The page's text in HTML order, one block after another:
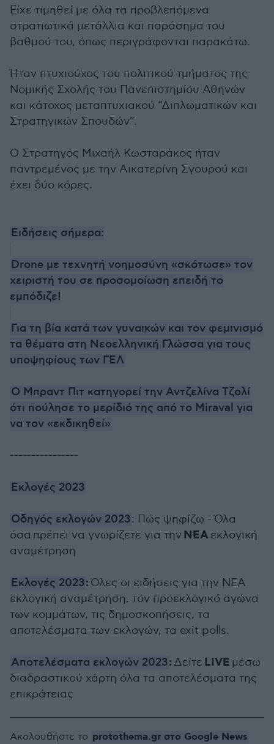
Είχε τιμηθεί με όλα τα προβλεπόμενα
στρατιωτικά μετάλλια και παράσημα του
βαθμού του, όπως περιγράφονται παρακάτω.
Ήταν πτυχιούχος του πολιτικού τμήματος της
Νομικής Σχολής του Πανεπιστημίου Αθηνών
και κάτοχος μεταπτυχιακού “Διπλωματικών και
Στρατηγικών Σπουδών”.
Ο Στρατηγός Μιχαήλ Κωσταράκος ήταν
παντρεμένος με την Αικατερίνη Σγουρού και
έχει δύο κόρες.
Ειδήσεις σήμερα:
Drone με τεχνητή νοημοσύνη «σκότωσε» τον
χειριστή του σε προσομοίωση επειδή το
εμπόδιζε!
Για τη βία κατά των γυναικών και τον φεμινισμό
τα θέματα στη Νεοελληνική Γλώσσα για τους
υποψηφίους των ΓΕΛ
Ο Μπραντ Πιτ κατηγορεί την Αντζελίνα Τζολί
ότι πούλησε το μερίδιό της από το Miraval για
να τον «εκδικηθεί»
----------------
Εκλογές 2023
Οδηγός εκλογών 2023: Πώς ψηφίζω - Όλα
όσα πρέπει να γνωρίζετε για την ΝΕΑεκλογική
αναμέτρηση
Εκλογές 2023:Όλες οι ειδήσεις για την ΝΕΑ
εκλογική αναμέτρηση, τον προεκλογικό αγώνα
των κομμάτων, τις δημοσκοπήσεις, τα
αποτελέσματα των εκλογών, τα exit polls.
Αποτελέσματα εκλογών 2023: Δείτε LIVE μέσω
διαδραστικού χάρτη όλα τα αποτελέσματα της
επικράτειας
Ακολουθήστε το protothema.gr στο Google News